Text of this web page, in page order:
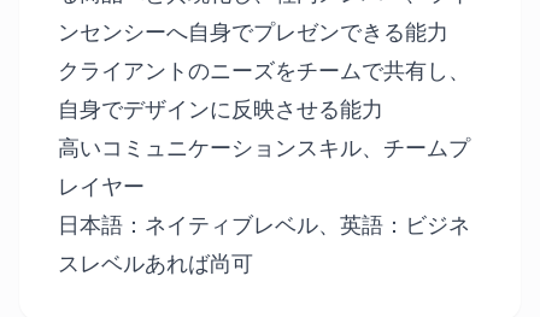
ンセンシーへ自身でプレゼンできる能力
クライアントのニーズをチームで共有し、
自身でデザインに反映させる能力
高いコミュニケーションスキル、チームプ
レイヤー
日本語：ネイティブレベル、英語：ビジネ
スレベルあれば尚可